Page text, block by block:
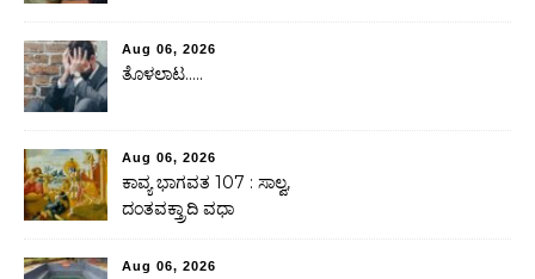
Aug 06, 2026
ತೊಳಲಾಟ…..
Aug 06, 2026
ಕಾವ್ಯ ಭಾಗವತ 107 : ಸಾಲ್ವ,
ದಂತವಕ್ತ್ರಾದಿ ವಧಾ
Aug 06, 2026